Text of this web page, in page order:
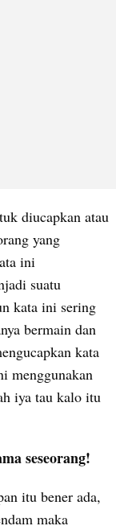
diucapkan atau
yang
ini
suatu
kata ini sering
bermain dan
kata
menggunakan
iya tau kalo itu
seseorang!
itu bener ada,
maka